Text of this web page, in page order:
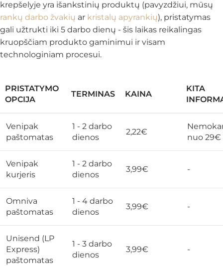
krepšelyje yra išankstinių produktų (pavyzdžiui, mūsų
rankų darbo žvakių ar kristalų apyrankių), pristatymas
gali užtrukti iki 5 darbo dienų - šis laikas reikalingas
kruopščiam produkto gaminimui ir visam
technologiniam procesui.
PRISTATYMO
OPCIJA
TERMINAS KAINA
KITA
Venipak
paštomatas
1 - 2 darbo
dienos
2,22€
nuo 29€
Venipak
kurjeris
1 - 2 darbo
dienos
3,99€ -
Omniva
paštomatas
1 - 4 darbo
dienos
3,99€ -
Unisend (LP
Express)
paštomatas
1 - 3 darbo
dienos
3,99€ -